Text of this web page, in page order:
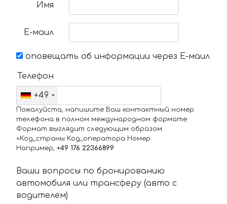
Имя
Е-маил
оповещать об информации через Е-маил
Телефон
+49
Пожалуйста, напишите Ваш контактный номер
телефона в полном международном формате.
Формат выглядит следующим образом:
+Код_страны Код_оператора Номер
Например, +49 176 22366899
Ваши вопросы по бронированию
автомобиля или трансферу (авто с
водителем)